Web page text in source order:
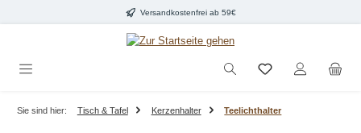
Zum Hauptinhalt springen Versandkostenfrei ab 59€
Sie sind hier: Tisch & Tafel Kerzenhalter Teelichthalter